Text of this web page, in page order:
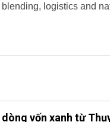
logistics and
vốn xanh từ